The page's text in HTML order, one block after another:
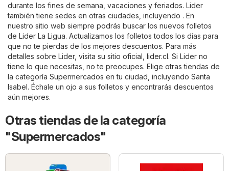
durante los fines de semana, vacaciones y feriados. Lider
también tiene sedes en otras ciudades, incluyendo . En
nuestro sitio web siempre podrás buscar los nuevos folletos
de Lider La Ligua. Actualizamos los folletos todos los días para
que no te pierdas de los mejores descuentos. Para más
detalles sobre Lider, visita su sitio oficial, lider.cl. Si Lider no
tiene lo que necesitas, no te preocupes. Elige otras tiendas de
la categoría Supermercados en tu ciudad, incluyendo Santa
Isabel. Échale un ojo a sus folletos y encontrarás descuentos
aún mejores.
Otras tiendas de la categoría
"Supermercados"